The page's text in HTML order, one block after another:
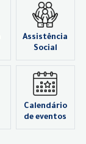
Assistência
Social
Calendário
de eventos